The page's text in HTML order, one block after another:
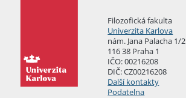
Filozofická fakulta
Univerzita Karlova
nám. Jana Palacha 1/2
116 38 Praha 1
IČO: 00216208
DIČ: CZ00216208
Další kontakty
Podatelna